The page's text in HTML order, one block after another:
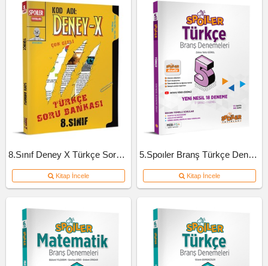
8.Sınıf Deney X Türkçe Soru Bankası
Kitap İncele
5.Spoıler Branş Türkçe Deneme
Kitap İncele